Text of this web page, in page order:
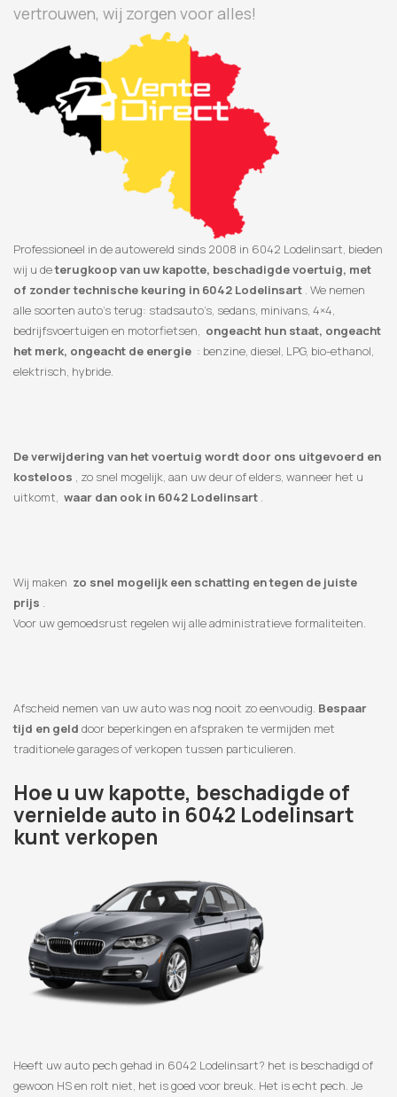
vertrouwen, wij zorgen voor alles!
Professioneel in de autowereld sinds 2008 in 6042 Lodelinsart, bieden
wij u deterugkoop van uw kapotte, beschadigde voertuig, met
of zonder technische keuring in 6042 Lodelinsart . We nemen
alle soorten auto’s terug: stadsauto’s, sedans, minivans, 4×4,
bedrijfsvoertuigen en motorfietsen, ongeacht hun staat, ongeacht
het merk, ongeacht de energie : benzine, diesel, LPG, bio-ethanol,
elektrisch, hybride.
De verwijdering van het voertuig wordt door ons uitgevoerd en
kosteloos , zo snel mogelijk, aan uw deur of elders, wanneer het u
uitkomt, waar dan ook in 6042 Lodelinsart .
Wij maken zo snel mogelijk een schatting en tegen de juiste
prijs .
Voor uw gemoedsrust regelen wij alle administratieve formaliteiten.
Afscheid nemen van uw auto was nog nooit zo eenvoudig. Bespaar
tijd en geld door beperkingen en afspraken te vermijden met
traditionele garages of verkopen tussen particulieren.
Hoe u uw kapotte, beschadigde of
vernielde auto in 6042 Lodelinsart
kunt verkopen
Heeft uw auto pech gehad in 6042 Lodelinsart? het is beschadigd of
gewoon HS en rolt niet, het is goed voor breuk. Het is echt pech. Je